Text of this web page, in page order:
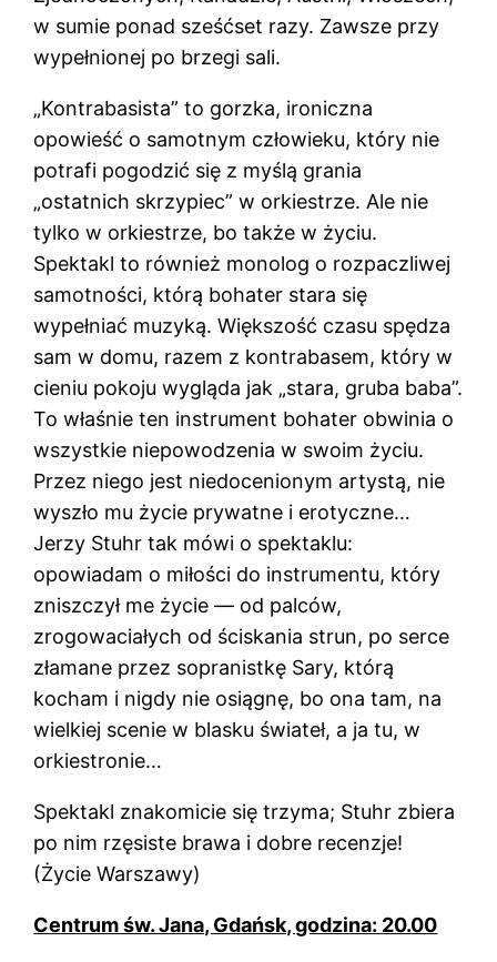
w sumie ponad sześćset razy. Zawsze przy
wypełnionej po brzegi sali.
„Kontrabasista” to gorzka, ironiczna
opowieść o samotnym człowieku, który nie
potrafi pogodzić się z myślą grania
„ostatnich skrzypiec” w orkiestrze. Ale nie
tylko w orkiestrze, bo także w życiu.
Spektakl to również monolog o rozpaczliwej
samotności, którą bohater stara się
wypełniać muzyką. Większość czasu spędza
sam w domu, razem z kontrabasem, który w
cieniu pokoju wygląda jak „stara, gruba baba”.
To właśnie ten instrument bohater obwinia o
wszystkie niepowodzenia w swoim życiu.
Przez niego jest niedocenionym artystą, nie
wyszło mu życie prywatne i erotyczne…
Jerzy Stuhr tak mówi o spektaklu:
opowiadam o miłości do instrumentu, który
zniszczył me życie — od palców,
zrogowaciałych od ściskania strun, po serce
złamane przez sopranistkę Sary, którą
kocham i nigdy nie osiągnę, bo ona tam, na
wielkiej scenie w blasku świateł, a ja tu, w
orkiestronie…
Spektakl znakomicie się trzyma; Stuhr zbiera
po nim rzęsiste brawa i dobre recenzje!
(Życie Warszawy)
Centrum św. Jana, Gdańsk, godzina: 20.00